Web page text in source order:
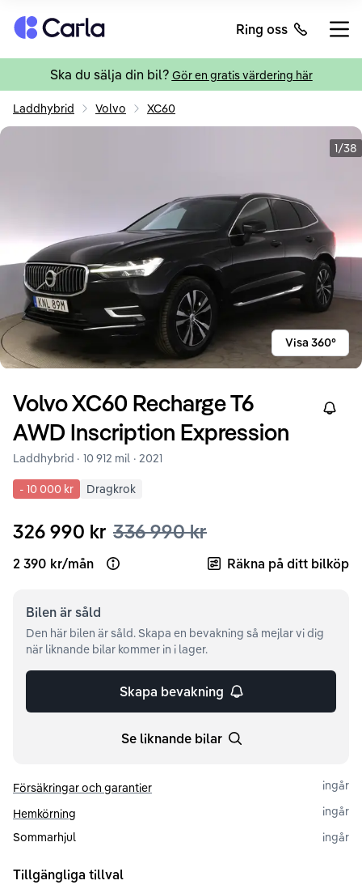
Tillbaka till startsidan Ring oss
Ska du sälja din bil? Gör en gratis värdering här
Laddhybrid Volvo XC60
1/38
Visa 360°
VolvoXC60 Recharge T6
AWD Inscription Expression
Right
Laddhybrid · 10 912 mil · 2021
- 10 000 kr Dragkrok
326 990 kr 336 990 kr
2 390 kr/mån Open loan example Räkna på ditt bilköp
Bilen är såld
Den här bilen är såld. Skapa en bevakning så mejlar vi dig
när liknande bilar kommer in i lager.
Skapa bevakning
Se liknande bilar
Försäkringar och garantier
ingår
Hemkörning
ingår
Sommarhjul
ingår
Tillgängliga tillval